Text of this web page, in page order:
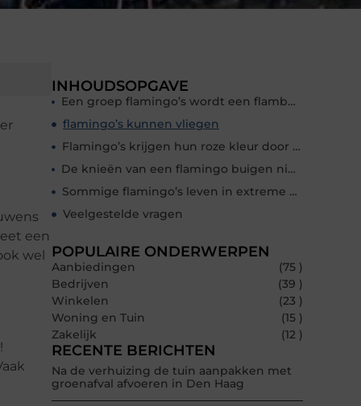
een
wel
INHOUDSOPGAVE
Een groep flamingo’s wordt een flamboyance genoemd
flamingo’s kunnen vliegen
Flamingo’s krijgen hun roze kleur door flamingo eten
De knieën van een flamingo buigen niet naar achteren!
Sommige flamingo’s leven in extreme omgevingen
Veelgestelde vragen
POPULAIRE ONDERWERPEN
Aanbiedingen
(75 )
Bedrijven
(39 )
Winkelen
(23 )
Woning en Tuin
(15 )
Zakelijk
(12 )
RECENTE BERICHTEN
Na de verhuizing de tuin aanpakken met
groenafval afvoeren in Den Haag